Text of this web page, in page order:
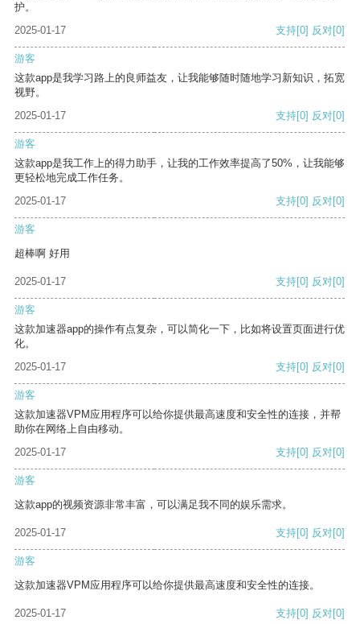
护。
2025-01-17
支持[0] 反对[0]
游客
这款app是我学习路上的良师益友，让我能够随时随地学习新知识，拓宽
视野。
2025-01-17
支持[0] 反对[0]
游客
这款app是我工作上的得力助手，让我的工作效率提高了50%，让我能够
更轻松地完成工作任务。
2025-01-17
支持[0] 反对[0]
游客
超棒啊 好用
2025-01-17 支持[0] 反对[0]
游客
这款加速器app的操作有点复杂，可以简化一下，比如将设置页面进行优
化。
2025-01-17
支持[0] 反对[0]
游客
这款加速器VPM应用程序可以给你提供最高速度和安全性的连接，并帮
助你在网络上自由移动。
2025-01-17
支持[0] 反对[0]
游客
这款app的视频资源非常丰富，可以满足我不同的娱乐需求。
2025-01-17 支持[0] 反对[0]
游客
这款加速器VPM应用程序可以给你提供最高速度和安全性的连接。
2025-01-17 支持[0] 反对[0]